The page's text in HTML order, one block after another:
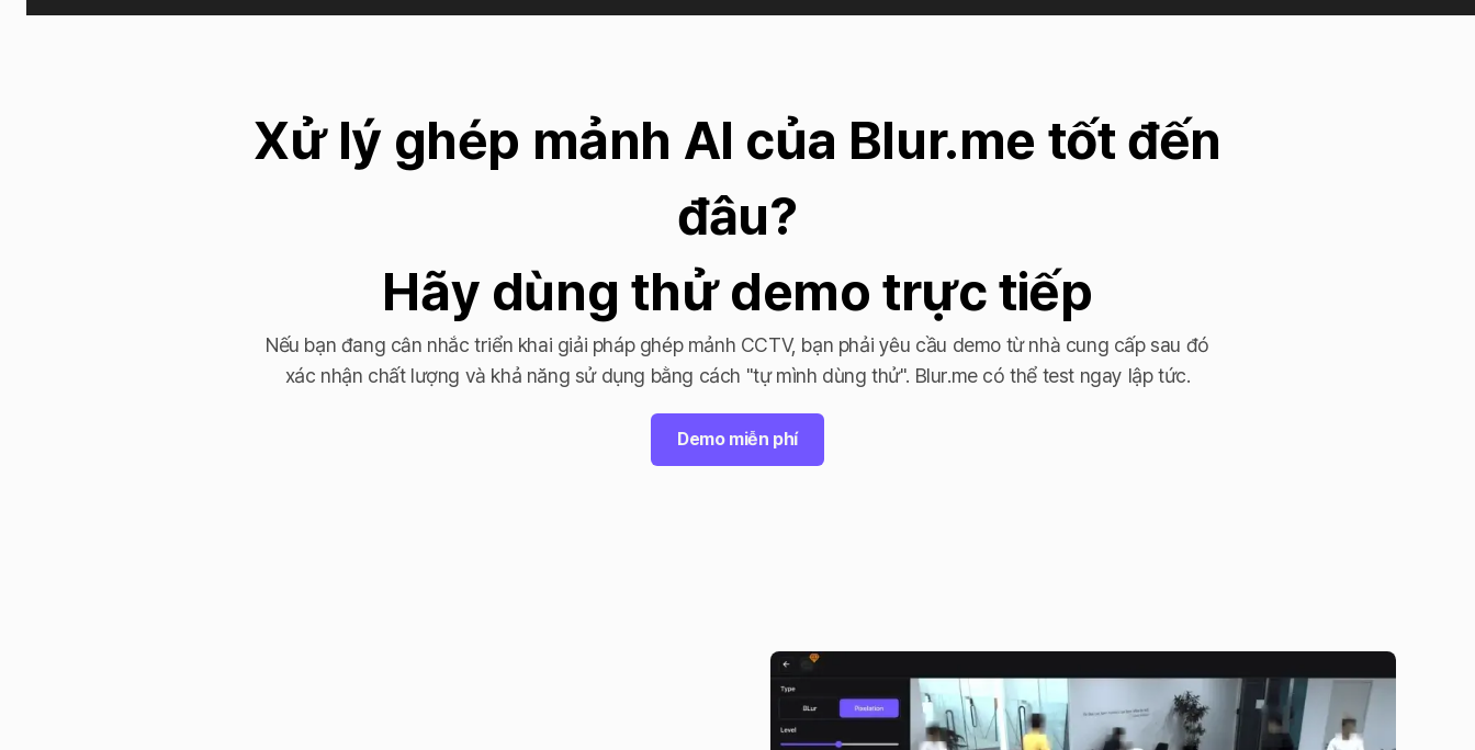
Xử lý ghép mảnh AI của Blur.me tốt đến
đâu?
Hãy dùng thử demo trực tiếp
Nếu bạn đang cân nhắc triển khai giải pháp ghép mảnh CCTV, bạn phải yêu cầu demo từ nhà cung cấp sau đó
xác nhận chất lượng và khả năng sử dụng bằng cách "tự mình dùng thử". Blur.me có thể test ngay lập tức.
Demo miễn phí